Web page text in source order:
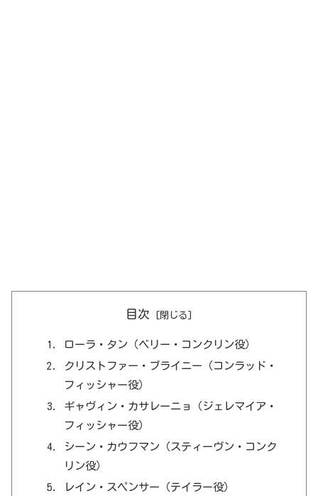
目次
ローラ・タン（ベリー・コンクリン役）
クリストファー・ブライニー（コンラッド・
フィッシャー役）
ギャヴィン・カサレーニョ（ジェレマイア・
フィッシャー役）
シーン・カウフマン（スティーヴン・コンク
リン役）
レイン・スペンサー（テイラー役）